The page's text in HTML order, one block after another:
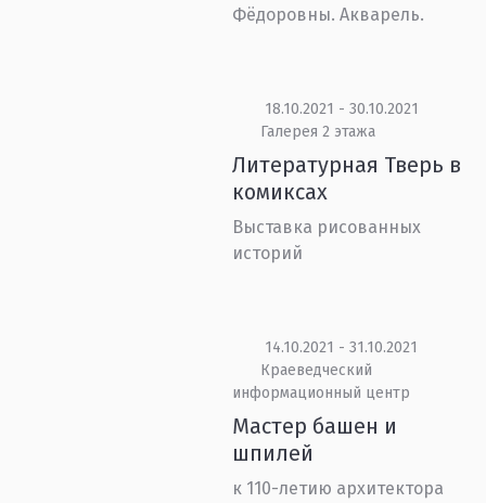
Фёдоровны. Акварель.
18.10.2021 - 30.10.2021
Галерея 2 этажа
Литературная Тверь в
комиксах
Выставка рисованных
историй
14.10.2021 - 31.10.2021
Краеведческий
информационный центр
Мастер башен и
шпилей
к 110-летию архитектора